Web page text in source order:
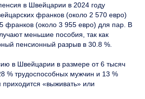
в Швейцарии в 2024 году
франков (около 2 570 евро)
франков (около 3 955 евро) для пар. В
меньшие пособия, так как
пенсионный разрыв в 30.8 %.
в Швейцарии в размере от 6 тысяч
% трудоспособных мужчин и 13 %
«выживать» или